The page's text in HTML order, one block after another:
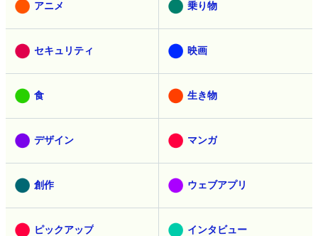
アニメ 乗り物
セキュリティ 映画
食 生き物
デザイン マンガ
創作 ウェブアプリ
ピックアップ インタビュー